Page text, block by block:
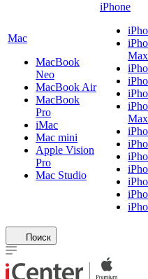
Mac
MacBook
Neo
MacBook Air
MacBook
Pro
iMac
Mac mini
Apple Vision
Pro
Mac Studio
iPhone
Max
Max
Поиск